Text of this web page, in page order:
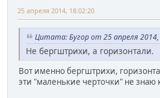
25 апреля 2014, 18:02:20
Цитата: Бугор от 25 апреля 2014,
Не бергштрихи, а горизонтали.
Вот именно бергштрихи,
эти "маленькие черточки" не знаю